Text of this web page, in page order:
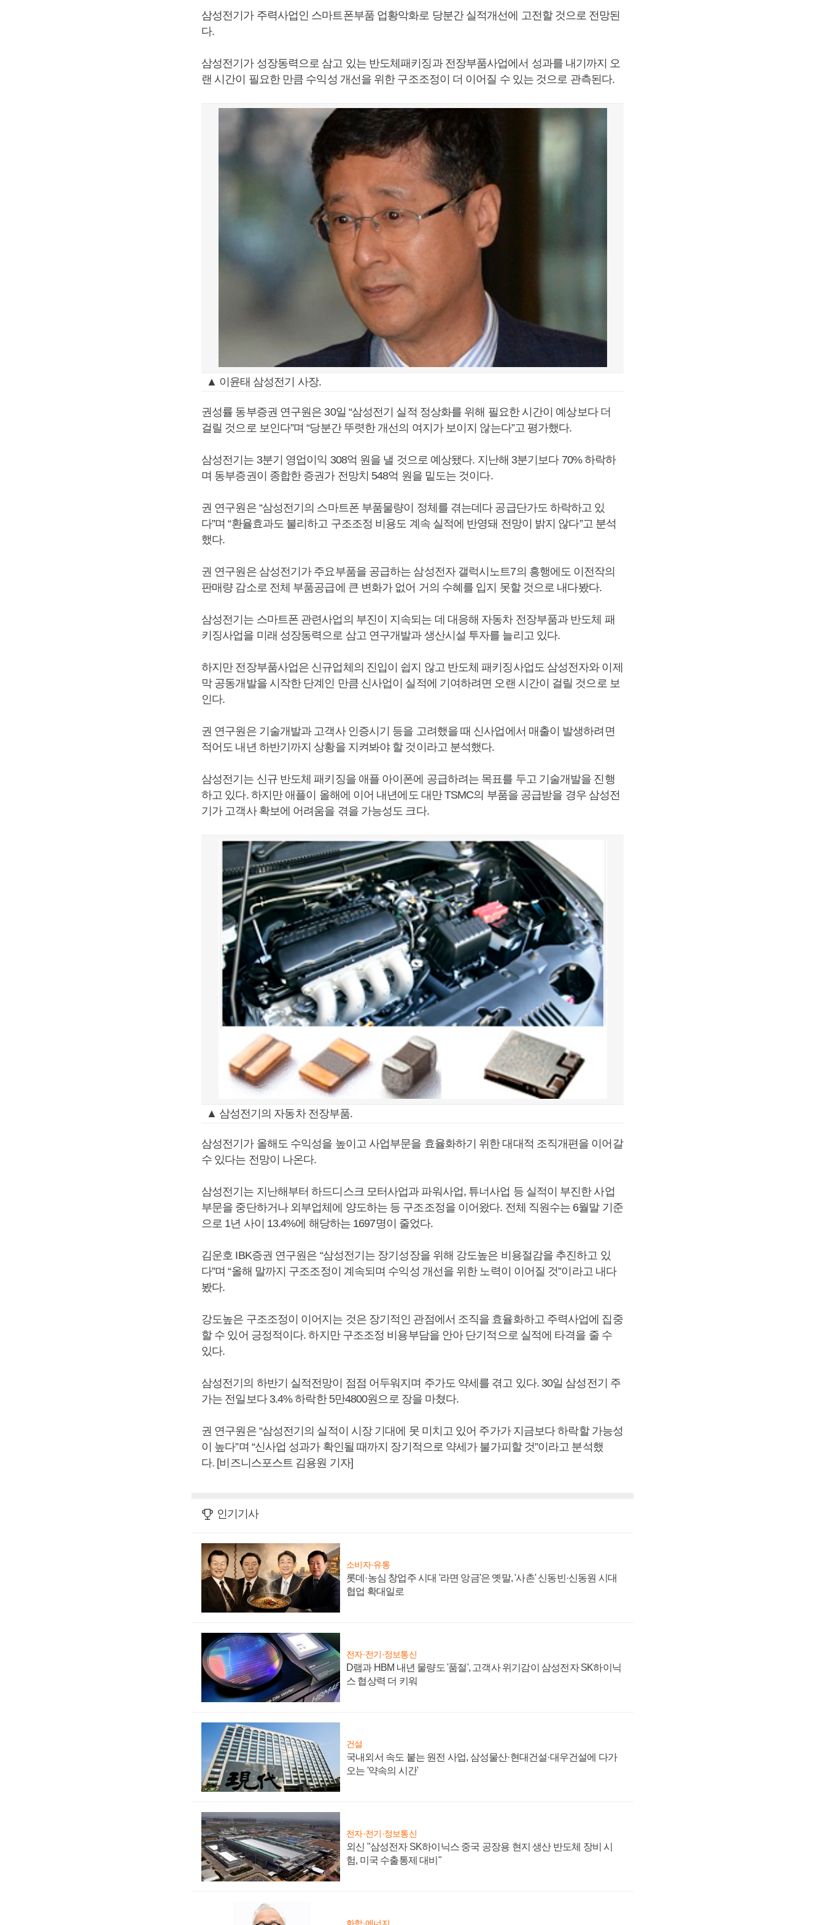
삼성전기가 주력사업인 스마트폰부품 업황악화로 당분간 실적개선에 고전할 것으로 전망된
다.
삼성전기가 성장동력으로 삼고 있는 반도체패키징과 전장부품사업에서 성과를 내기까지 오
랜 시간이 필요한 만큼 수익성 개선을 위한 구조조정이 더 이어질 수 있는 것으로 관측된다.
▲ 이윤태 삼성전기 사장.
권성률 동부증권 연구원은 30일 “삼성전기 실적 정상화를 위해 필요한 시간이 예상보다 더
걸릴 것으로 보인다”며 “당분간 뚜렷한 개선의 여지가 보이지 않는다”고 평가했다.
삼성전기는 3분기 영업이익 308억 원을 낼 것으로 예상됐다. 지난해 3분기보다 70% 하락하
며 동부증권이 종합한 증권가 전망치 548억 원을 밑도는 것이다.
권 연구원은 “삼성전기의 스마트폰 부품물량이 정체를 겪는데다 공급단가도 하락하고 있
다”며 “환율효과도 불리하고 구조조정 비용도 계속 실적에 반영돼 전망이 밝지 않다”고 분석
했다.
권 연구원은 삼성전기가 주요부품을 공급하는 삼성전자 갤럭시노트7의 흥행에도 이전작의
판매량 감소로 전체 부품공급에 큰 변화가 없어 거의 수혜를 입지 못할 것으로 내다봤다.
삼성전기는 스마트폰 관련사업의 부진이 지속되는 데 대응해 자동차 전장부품과 반도체 패
키징사업을 미래 성장동력으로 삼고 연구개발과 생산시설 투자를 늘리고 있다.
하지만 전장부품사업은 신규업체의 진입이 쉽지 않고 반도체 패키징사업도 삼성전자와 이제
막 공동개발을 시작한 단계인 만큼 신사업이 실적에 기여하려면 오랜 시간이 걸릴 것으로 보
인다.
권 연구원은 기술개발과 고객사 인증시기 등을 고려했을 때 신사업에서 매출이 발생하려면
적어도 내년 하반기까지 상황을 지켜봐야 할 것이라고 분석했다.
삼성전기는 신규 반도체 패키징을 애플 아이폰에 공급하려는 목표를 두고 기술개발을 진행
하고 있다. 하지만 애플이 올해에 이어 내년에도 대만 TSMC의 부품을 공급받을 경우 삼성전
기가 고객사 확보에 어려움을 겪을 가능성도 크다.
▲ 삼성전기의 자동차 전장부품.
삼성전기가 올해도 수익성을 높이고 사업부문을 효율화하기 위한 대대적 조직개편을 이어갈
수 있다는 전망이 나온다.
삼성전기는 지난해부터 하드디스크 모터사업과 파워사업, 튜너사업 등 실적이 부진한 사업
부문을 중단하거나 외부업체에 양도하는 등 구조조정을 이어왔다. 전체 직원수는 6월말 기준
으로 1년 사이 13.4%에 해당하는 1697명이 줄었다.
김운호 IBK증권 연구원은 “삼성전기는 장기성장을 위해 강도높은 비용절감을 추진하고 있
다”며 “올해 말까지 구조조정이 계속되며 수익성 개선을 위한 노력이 이어질 것”이라고 내다
봤다.
강도높은 구조조정이 이어지는 것은 장기적인 관점에서 조직을 효율화하고 주력사업에 집중
할 수 있어 긍정적이다. 하지만 구조조정 비용부담을 안아 단기적으로 실적에 타격을 줄 수
있다.
삼성전기의 하반기 실적전망이 점점 어두워지며 주가도 약세를 겪고 있다. 30일 삼성전기 주
가는 전일보다 3.4% 하락한 5만4800원으로 장을 마쳤다.
권 연구원은 “삼성전기의 실적이 시장 기대에 못 미치고 있어 주가가 지금보다 하락할 가능성
이 높다”며 “신사업 성과가 확인될 때까지 장기적으로 약세가 불가피할 것”이라고 분석했
다. [비즈니스포스트 김용원 기자]
인기기사
소비자·유통
롯데·농심 창업주 시대 '라면 앙금'은 옛말, '사촌' 신동빈·신동원 시대
협업 확대일로
전자·전기·정보통신
D램과 HBM 내년 물량도 '품절', 고객사 위기감이 삼성전자 SK하이닉
스 협상력 더 키워
건설
국내외서 속도 붙는 원전 사업, 삼성물산·현대건설·대우건설에 다가
오는 '약속의 시간'
전자·전기·정보통신
외신 "삼성전자 SK하이닉스 중국 공장용 현지 생산 반도체 장비 시
험, 미국 수출통제 대비"
화학·에너지